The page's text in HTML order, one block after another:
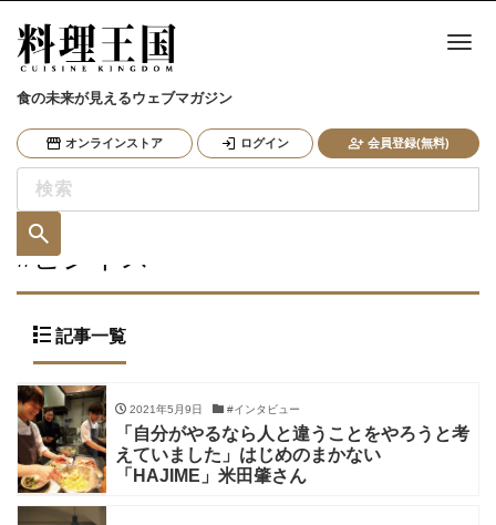
食の未来が見えるウェブマガジン
オンラインストア ログイン 会員登録(無料)
ナ
#ビジネス
記事一覧
2021年5月9日 #インタビュー
「自分がやるなら人と違うことをやろうと考
えていました」はじめのまかない
「HAJIME」米田肇さん